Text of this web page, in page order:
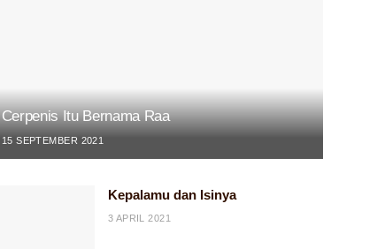
Cerpenis Itu Bernama Raa
15 SEPTEMBER 2021
Kepalamu dan Isinya
3 APRIL 2021